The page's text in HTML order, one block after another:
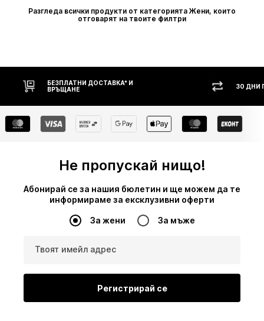
Разгледа всички продукти от категорията Жени, които
отговарят на твоите филтри
30 ДНИ ПРАВО НА ВРЪЩАНЕ
Не пропускай нищо!
Абонирай се за нашия бюлетин и ще можем да те
информираме за ексклузивни оферти
За жени За мъже
Твоят имейл адрес
Регистрирай се